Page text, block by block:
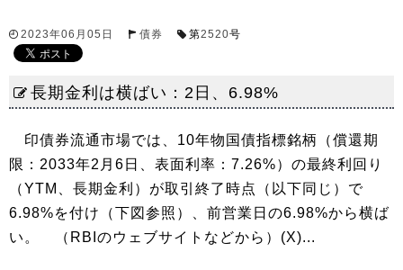
2023年06月05日 債券 第2520号
長期金利は横ばい：2日、6.98%
印債券流通市場では、10年物国債指標銘柄（償還期
限：2033年2月6日、表面利率：7.26%）の最終利回り
（YTM、長期金利）が取引終了時点（以下同じ）で
6.98%を付け（下図参照）、前営業日の6.98%から横ば
い。 （RBIのウェブサイトなどから）(X)...